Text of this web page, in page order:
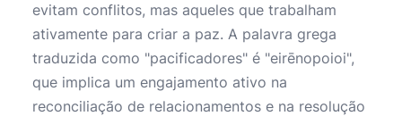
evitam conflitos, mas aqueles que trabalham
ativamente para criar a paz. A palavra grega
traduzida como "pacificadores" é "eirēnopoioi",
que implica um engajamento ativo na
reconciliação de relacionamentos e na resolução